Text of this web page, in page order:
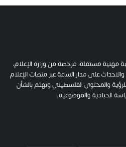
مهنية مستقلة، مرخصة من وزارة الإعلام،
على مدار الساعة عبر منصات الإعلام
والمحتوى الفلسطيني وتهتم بالشأن
الحيادية والموضوعية.